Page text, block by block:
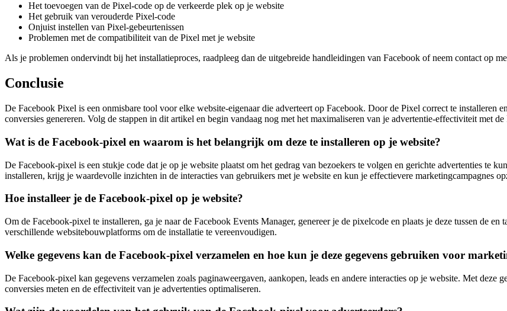
Het toevoegen van de Pixel-code op de verkeerde plek op je website
Het gebruik van verouderde Pixel-code
Onjuist instellen van Pixel-gebeurtenissen
Problemen met de compatibiliteit van de Pixel met je website
Als je problemen ondervindt bij het installatieproces, raadpleeg dan de uitgebreide handleidingen van Facebook of neem contact op
Conclusie
De Facebook Pixel is een onmisbare tool voor elke website-eigenaar die adverteert op Facebook. Door de Pixel correct te installeren
conversies genereren. Volg de stappen in dit artikel en begin vandaag nog met het maximaliseren van je advertentie-effectiviteit met
Wat is de Facebook-pixel en waarom is het belangrijk om deze te installeren op je website?
De Facebook-pixel is een stukje code dat je op je website plaatst om het gedrag van bezoekers te volgen en gerichte advertenties te
installeren, krijg je waardevolle inzichten in de interacties van gebruikers met je website en kun je effectievere marketingcampagnes
Hoe installeer je de Facebook-pixel op je website?
Om de Facebook-pixel te installeren, ga je naar de Facebook Events Manager, genereer je de pixelcode en plaats je deze tussen de
verschillende websitebouwplatforms om de installatie te vereenvoudigen.
Welke gegevens kan de Facebook-pixel verzamelen en hoe kun je deze gegevens gebruiken voor
De Facebook-pixel kan gegevens verzamelen zoals paginaweergaven, aankopen, leads en andere interacties op je website. Met deze
conversies meten en de effectiviteit van je advertenties optimaliseren.